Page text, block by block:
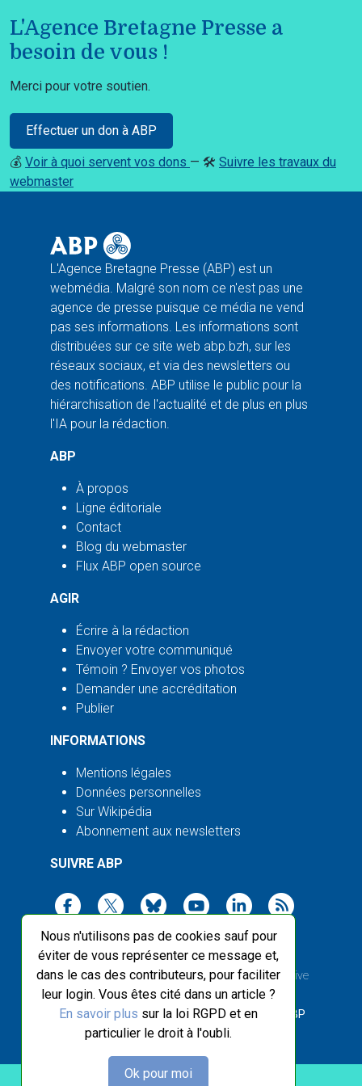
Nous n'utilisons pas de cookies sauf pour
éviter de vous représenter ce message et,
dans le cas des contributeurs, pour faciliter
leur login. Vous êtes cité dans un article ?
En savoir plus sur la loi RGPD et en
particulier le droit à l'oubli.
Ok pour moi
L'Agence Bretagne Presse a
besoin de vous !
Merci pour votre soutien.
Effectuer un don à ABP
💰 Voir à quoi servent vos dons — 🛠️ Suivre les travaux du
webmaster
L'Agence Bretagne Presse (ABP) est un
webmédia. Malgré son nom ce n'est pas une
agence de presse puisque ce média ne vend
pas ses informations. Les informations sont
distribuées sur ce site web abp.bzh, sur les
réseaux sociaux, et via des newsletters ou
des notifications. ABP utilise le public pour la
hiérarchisation de l'actualité et de plus en plus
l'IA pour la rédaction.
ABP
À propos
Ligne éditoriale
Contact
Blog du webmaster
Flux ABP open source
AGIR
Écrire à la rédaction
Envoyer votre communiqué
Témoin ? Envoyer vos photos
Demander une accréditation
Publier
INFORMATIONS
Mentions légales
Données personnelles
Sur Wikipédia
Abonnement aux newsletters
SUIVRE ABP
2003-2026 ©Agence Bretagne Presse, sauf Creative
Commons
Front-end design :Breizhek Studio , Back-end : ABP